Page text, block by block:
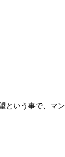
という事で、マ